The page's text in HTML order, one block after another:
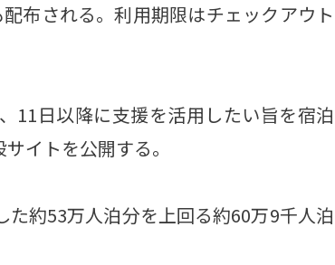
布される。利用期限はチェックアウト
11日以降に支援を活用したい旨を宿泊
イトを公開する。
約53万人泊分を上回る約60万9千人泊